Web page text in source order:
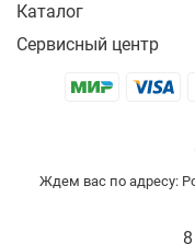
Каталог
Сервисный центр
Ждем вас по адресу: